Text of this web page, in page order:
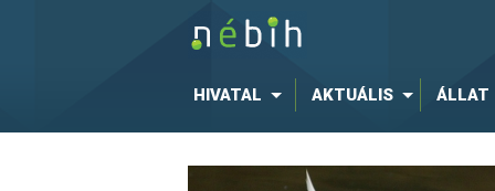
HIVATAL AKTUÁLIS ÁLLAT